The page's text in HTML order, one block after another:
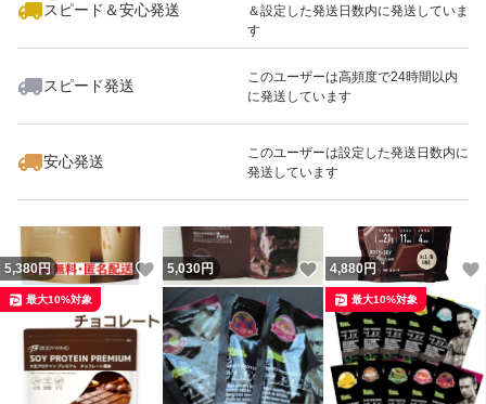
スピード＆安心発送
＆設定した発送日数内に発送していま
す
スピード発送
このユーザーは高頻度で24時間以内
に発送しています
安心発送
このユーザーは設定した発送日数内に
発送しています
いいね！
5,000
5,380円 いいね！
5,030円 いいね！
4,880円
最大10%対象 最大10%対象